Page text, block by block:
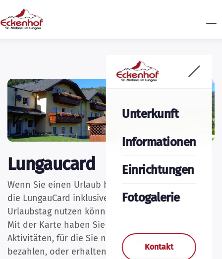
Unterkunft
Informationen
Einrichtungen
Fotogalerie
Kontakt
Lungaucard
Wenn Sie einen Urlaub bei uns gebucht haben, ist
die LungauCard inklusive, die Sie an jedem
Urlaubstag nutzen können.
Mit der Karte haben Sie freien Zugang zu
Aktivitäten, für die Sie normalerweise Eintritt
bezahlen, oder erhalten einen attraktiven Rabatt